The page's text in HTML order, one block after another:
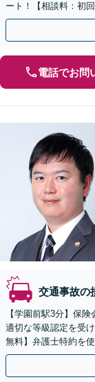
ート！【相談料：初
ぐ相談！
電話でお問
交通事故の
【学園前駅3分】保
適切な等級認定を受
無料】弁護士特約を
は中古車価格まで増